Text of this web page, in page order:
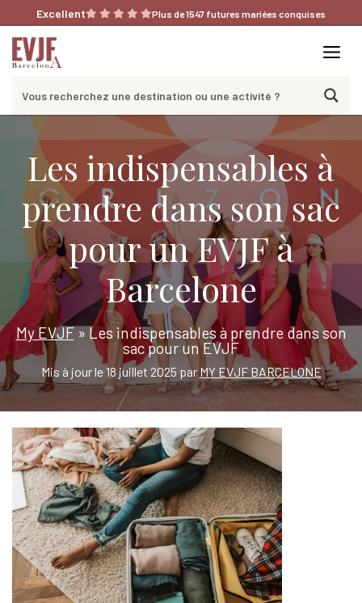
au
contenu
Excellent Plus de 1547 futures mariées conquises
Les indispensables à
prendre dans son sac
pour un EVJF à
Barcelone
My EVJF» Les indispensables à prendre dans son
sac pour un EVJF
Mis à jour le 18 juillet 2025 par MY EVJF BARCELONE